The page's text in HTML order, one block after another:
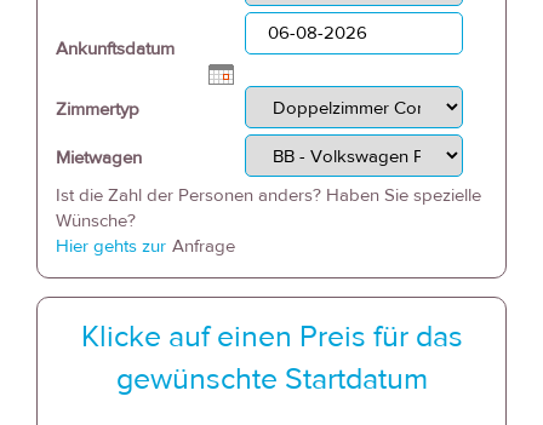
Ankunftsdatum
Zimmertyp
Mietwagen
Ist die Zahl der Personen anders? Haben Sie spezielle
Wünsche?
Hier gehts zur Anfrage
Klicke auf einen Preis für das
gewünschte Startdatum